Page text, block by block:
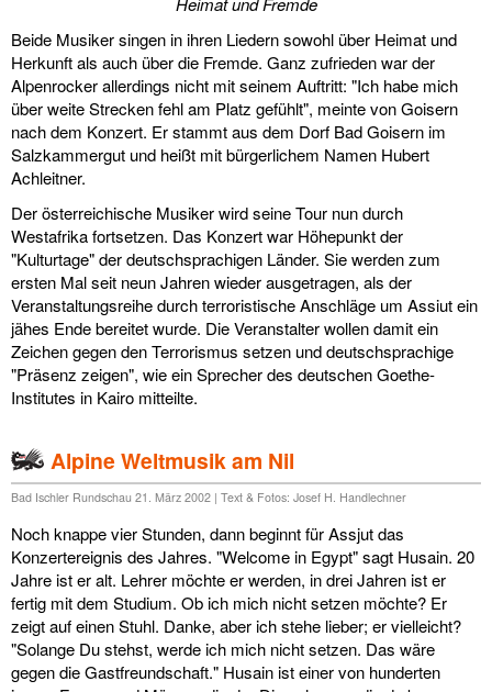
links
media
kontakt
Impressum
Beide Musiker singen in ihren Liedern sowohl über Heimat und
Herkunft als auch über die Fremde. Ganz zufrieden war der
Alpenrocker allerdings nicht mit seinem Auftritt: "Ich habe mich
über weite Strecken fehl am Platz gefühlt", meinte von Goisern
nach dem Konzert. Er stammt aus dem Dorf Bad Goisern im
Salzkammergut und heißt mit bürgerlichem Namen Hubert
Achleitner.
Der österreichische Musiker wird seine Tour nun durch
Westafrika fortsetzen. Das Konzert war Höhepunkt der
"Kulturtage" der deutschsprachigen Länder. Sie werden zum
ersten Mal seit neun Jahren wieder ausgetragen, als der
Veranstaltungsreihe durch terroristische Anschläge um Assiut ein
jähes Ende bereitet wurde. Die Veranstalter wollen damit ein
Zeichen gegen den Terrorismus setzen und deutschsprachige
"Präsenz zeigen", wie ein Sprecher des deutschen Goethe-
Institutes in Kairo mitteilte.
Alpine Weltmusik am Nil
Bad Ischler Rundschau 21. März 2002 | Text & Fotos: Josef H. Handlechner
Noch knappe vier Stunden, dann beginnt für Assjut das
Konzertereignis des Jahres. "Welcome in Egypt" sagt Husain. 20
Jahre ist er alt. Lehrer möchte er werden, in drei Jahren ist er
fertig mit dem Studium. Ob ich mich nicht setzen möchte? Er
zeigt auf einen Stuhl. Danke, aber ich stehe lieber; er vielleicht?
"Solange Du stehst, werde ich mich nicht setzen. Das wäre
gegen die Gastfreundschaft." Husain ist einer von hunderten